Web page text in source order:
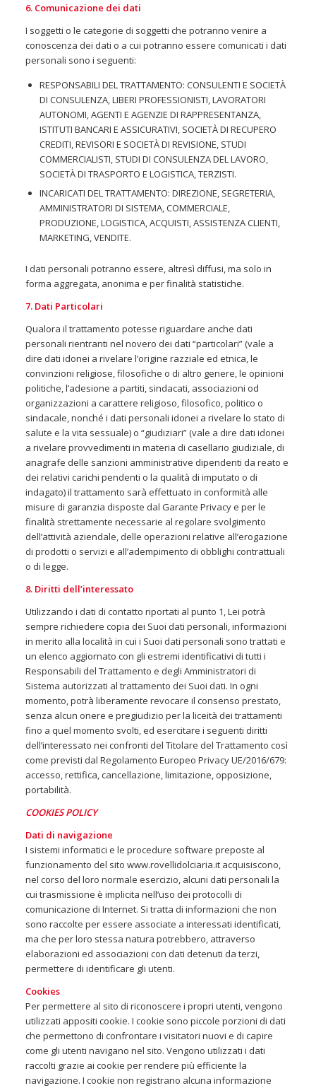
6. Comunicazione dei dati
I soggetti o le categorie di soggetti che potranno venire a
conoscenza dei dati o a cui potranno essere comunicati i dati
personali sono i seguenti:
RESPONSABILI DEL TRATTAMENTO: CONSULENTI E SOCIETÀ
DI CONSULENZA, LIBERI PROFESSIONISTI, LAVORATORI
AUTONOMI, AGENTI E AGENZIE DI RAPPRESENTANZA,
ISTITUTI BANCARI E ASSICURATIVI, SOCIETÀ DI RECUPERO
CREDITI, REVISORI E SOCIETÀ DI REVISIONE, STUDI
COMMERCIALISTI, STUDI DI CONSULENZA DEL LAVORO,
SOCIETÀ DI TRASPORTO E LOGISTICA, TERZISTI.
INCARICATI DEL TRATTAMENTO: DIREZIONE, SEGRETERIA,
AMMINISTRATORI DI SISTEMA, COMMERCIALE,
PRODUZIONE, LOGISTICA, ACQUISTI, ASSISTENZA CLIENTI,
MARKETING, VENDITE.
I dati personali potranno essere, altresì diffusi, ma solo in
forma aggregata, anonima e per finalità statistiche.
7. Dati Particolari
Qualora il trattamento potesse riguardare anche dati
personali rientranti nel novero dei dati “particolari” (vale a
dire dati idonei a rivelare l’origine razziale ed etnica, le
convinzioni religiose, filosofiche o di altro genere, le opinioni
politiche, l’adesione a partiti, sindacati, associazioni od
organizzazioni a carattere religioso, filosofico, politico o
sindacale, nonché i dati personali idonei a rivelare lo stato di
salute e la vita sessuale) o “giudiziari” (vale a dire dati idonei
a rivelare provvedimenti in materia di casellario giudiziale, di
anagrafe delle sanzioni amministrative dipendenti da reato e
dei relativi carichi pendenti o la qualità di imputato o di
indagato) il trattamento sarà effettuato in conformità alle
misure di garanzia disposte dal Garante Privacy e per le
finalità strettamente necessarie al regolare svolgimento
dell’attività aziendale, delle operazioni relative all’erogazione
di prodotti o servizi e all’adempimento di obblighi contrattuali
o di legge.
8. Diritti dell’interessato
Utilizzando i dati di contatto riportati al punto 1, Lei potrà
sempre richiedere copia dei Suoi dati personali, informazioni
in merito alla località in cui i Suoi dati personali sono trattati e
un elenco aggiornato con gli estremi identificativi di tutti i
Responsabili del Trattamento e degli Amministratori di
Sistema autorizzati al trattamento dei Suoi dati. In ogni
momento, potrà liberamente revocare il consenso prestato,
senza alcun onere e pregiudizio per la liceità dei trattamenti
fino a quel momento svolti, ed esercitare i seguenti diritti
dell’interessato nei confronti del Titolare del Trattamento così
come previsti dal Regolamento Europeo Privacy UE/2016/679:
accesso, rettifica, cancellazione, limitazione, opposizione,
portabilità.
COOKIES POLICY
Dati di navigazione
I sistemi informatici e le procedure software preposte al
funzionamento del sito www.rovellidolciaria.it acquisiscono,
nel corso del loro normale esercizio, alcuni dati personali la
cui trasmissione è implicita nell’uso dei protocolli di
comunicazione di Internet. Si tratta di informazioni che non
sono raccolte per essere associate a interessati identificati,
ma che per loro stessa natura potrebbero, attraverso
elaborazioni ed associazioni con dati detenuti da terzi,
permettere di identificare gli utenti.
Cookies
Per permettere al sito di riconoscere i propri utenti, vengono
utilizzati appositi cookie. I cookie sono piccole porzioni di dati
che permettono di confrontare i visitatori nuovi e di capire
come gli utenti navigano nel sito. Vengono utilizzati i dati
raccolti grazie ai cookie per rendere più efficiente la
navigazione. I cookie non registrano alcuna informazione